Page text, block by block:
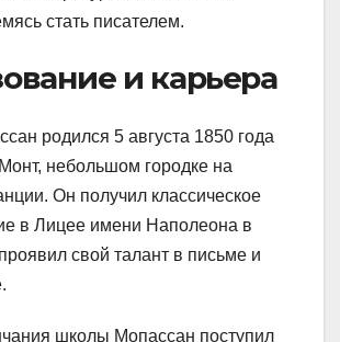
стать писателем.
и карьера
родился 5 августа 1850 года
небольшом городке на
Он получил классическое
в Лицее имени Наполеона в
свой талант в письме и
школы Мопассан поступил